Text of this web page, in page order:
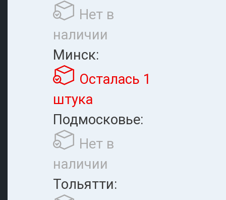
Нет в
наличии
Минск:
Осталась 1
штука
Подмосковье:
Нет в
наличии
Тольятти: